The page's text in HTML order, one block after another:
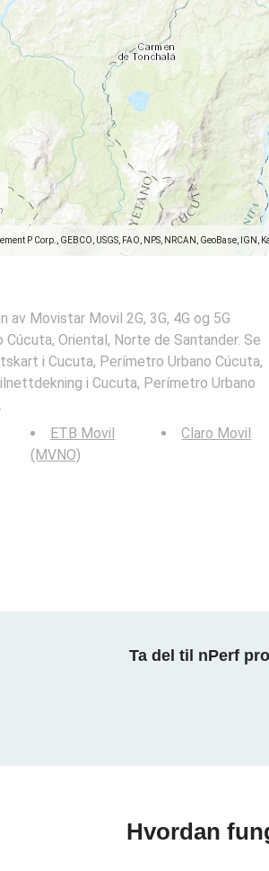
P Corp., GEBCO, USGS, FAO, NPS, NRCAN, GeoBase,
Movistar Movil 2G, 3G, 4G og 5G
Oriental, Norte de Santander. Se
i Cucuta, Perímetro Urbano Cúcuta,
i Cucuta, Perímetro Urbano
ETB Movil
(MVNO)
Claro Movil
Ta del til nPerf
Hvordan